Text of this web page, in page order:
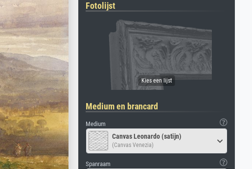
Fotolijst
Medium en brancard
Medium
Canvas Leonardo (satijn)
(Canvas Venezia)
Spanraam